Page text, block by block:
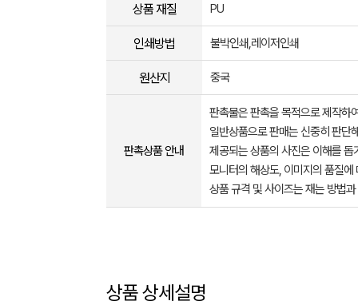
상품 재질 PU
인쇄방법 불박인쇄,레이저인쇄
원산지 중국
판촉상품 안내
판촉물은 판촉을 목적으로 제작하
일반상품으로 판매는 신중히 판단
제공되는 상품의 사진은 이해를
모니터의 해상도, 이미지의 품질
상품 규격 및 사이즈는 재는 방법
상품 상세설명